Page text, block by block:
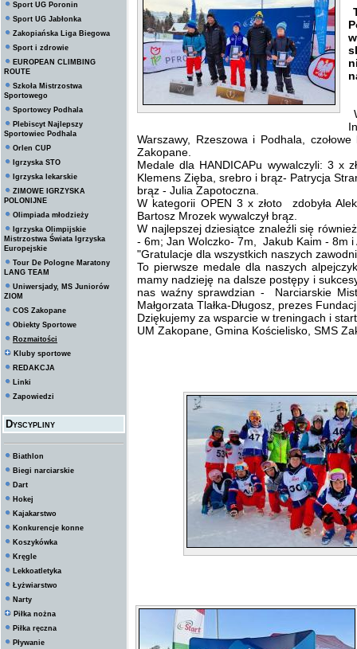
Sport UG Poronin
Sport UG Jabłonka
Zakopiańska Liga Biegowa
Sport i zdrowie
EUROPEAN CLIMBING
ROUTE
Szkoła Mistrzostwa
Sportowego
Sportowcy Podhala
Plebiscyt Najlepszy
Sportowiec Podhala
Orlen CUP
Igrzyska STO
Igrzyska lekarskie
ZIMOWE IGRZYSKA
POLONIJNE
Olimpiada młodzieży
Igrzyska Olimpijskie
Mistrzostwa Świata Igrzyska
Europejskie
Tour De Pologne Maratony
LANG TEAM
Uniwersjady, MS Juniorów
ZIOM
COS Zakopane
Obiekty Sportowe
Rozmaitości
Kluby sportowe
REDAKCJA
Linki
Zapowiedzi
Dyscypliny
Biathlon
Biegi narciarskie
Dart
Hokej
Kajakarstwo
Konkurencje konne
Koszykówka
Kręgle
Lekkoatletyka
Łyżwiarstwo
Narty
Piłka nożna
Piłka ręczna
Pływanie
Warszawy, Rzeszowa i Podhala,
Zakopane.
Medale dla HANDICAPu wywalczyli: 3 x
Klemens Zięba, srebro i brąz- Patrycja
brąz - Julia Zapotoczna.
W kategorii OPEN 3 x złoto zdobyła
Bartosz Mrozek wywalczył brąz.
W najlepszej dziesiątce znaleźli się
- 6m; Jan Wolczko- 7m, Jakub Kaim - 8m
"Gratulacje dla wszystkich naszych
To pierwsze medale dla naszych
mamy nadzieję na dalsze postępy i
nas waźny sprawdzian - Narciarskie
Małgorzata Tlałka-Długosz, prezes
Dziękujemy za wsparcie w treningach i
UM Zakopane, Gmina Kościelisko, SMS